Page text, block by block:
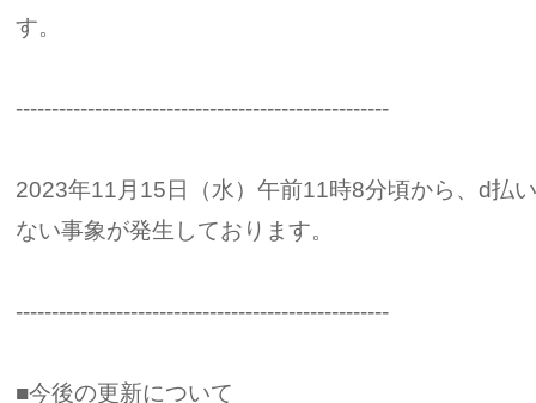
す。
----------------------------------------------------
2023年11月15日（水）午前11時8分頃から、d払
ない事象が発生しております。
----------------------------------------------------
■今後の更新について